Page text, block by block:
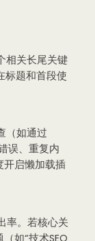
相关长尾关键
标题和首段使
（如通过
误、重复内
开启懒加载插
率。若核心关
如“技术SEO